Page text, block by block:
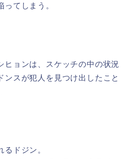
てしまう。
ヒョンは、スケッチの中の状況
ンスが犯人を見つけ出したこと
ドジン。